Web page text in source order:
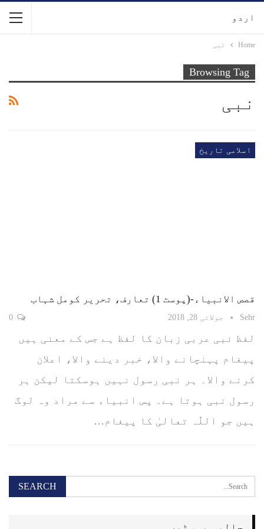
اردو
Home نبی
Browsing Tag
نبی
اسلامی تاریخ
قصص الانبیاء-(پوسٹ 1) تعارف، تحریر کومل شہاب
Sehr جولائی 28, 2018
لفظ نبی عربی زبان کا لفظ ہے جس کے معنی ہیں
پیغام پہنچانے والا، خبر دینے والا، اعلان
کرنے والا۔ ہر نبی رسول نہیں ہوسکتا لیکن ہر
رسول نبی ہوتا ہے۔ پس انبیاء سے مراد وہ لوگ
ہیں جو اللّٰہ تعالیٰ کا پیغام…